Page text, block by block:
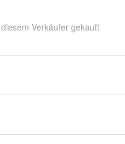
Verkäufer gekauft